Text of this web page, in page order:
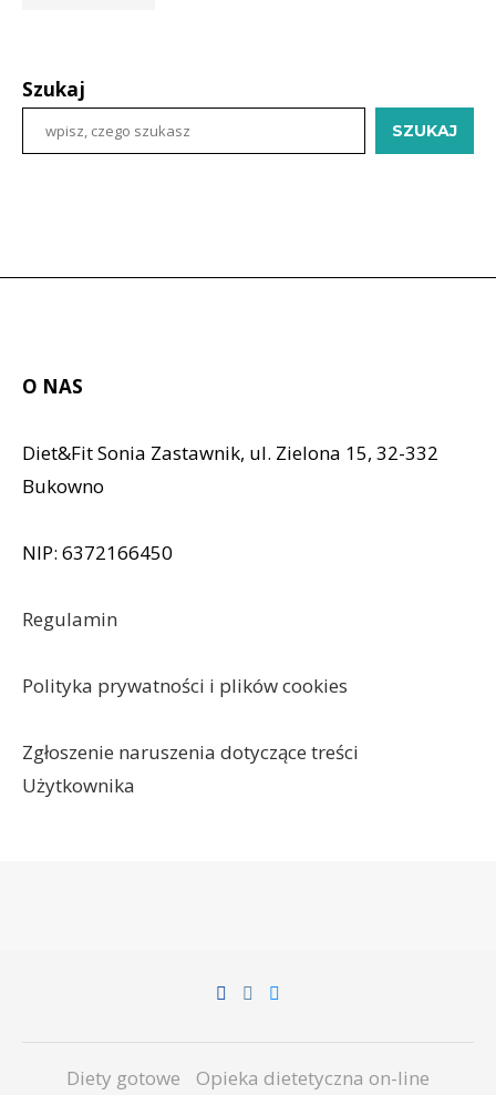
Szukaj
SZUKAJ
O NAS
Diet&Fit Sonia Zastawnik, ul. Zielona 15, 32-332
Bukowno
NIP: 6372166450
Regulamin
Polityka prywatności i plików cookies
Zgłoszenie naruszenia dotyczące treści
Użytkownika
Diety gotowe
Opieka dietetyczna on-line